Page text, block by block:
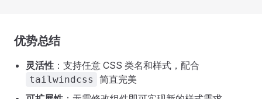
优势总结
灵活性 ：支持任意 CSS 类名和样式，配合
tailwindcss
简直完美